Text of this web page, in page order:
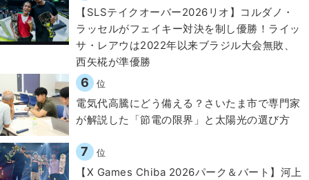
【SLSテイクオーバー2026リオ】コルダノ・
ラッセルがフェイキー対決を制し優勝！ライッ
サ・レアウは2022年以来ブラジル大会無敗、
西矢椛が準優勝
6 位
電気代高騰にどう備える？さいたま市で専門家
が解説した「節電の限界」と太陽光の選び方
7 位
【X Games Chiba 2026パーク＆バート】河上